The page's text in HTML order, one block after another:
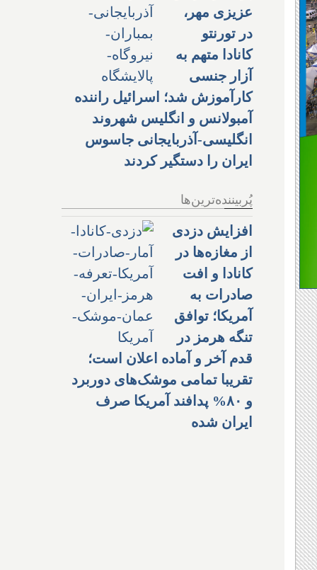
عزیزی مهر،
در تورنتو
کانادا متهم به
آزار جنسی
کارآموزش شد؛ اسرائیل راننده
آمبولانس و انگلیس شهروند
انگلیسی-آذربایجانی جاسوس
ایران را دستگیر کردند
پُربیننده‌ترین‌ها
افزایش دزدی
از مغازه‌ها در
کانادا و افت
صادرات به
آمریکا؛ توافق
تنگه هرمز در
قدم آخر و آماده اعلان است؛
تقریبا تمامی موشک‌های دوربرد
و ۸۰% پدافند آمریکا صرف
ایران شده